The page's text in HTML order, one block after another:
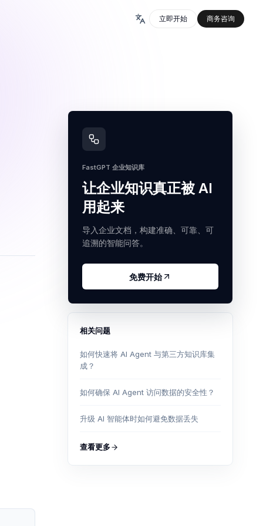
立即开始 商务咨询
FastGPT 企业知识库
让企业知识真正被 AI
用起来
导入企业文档，构建准确、可靠、可
追溯的智能问答。
免费开始
相关问题
如何快速将 AI Agent 与第三方知识库集
成？
如何确保 AI Agent 访问数据的安全性？
升级 AI 智能体时如何避免数据丢失
查看更多